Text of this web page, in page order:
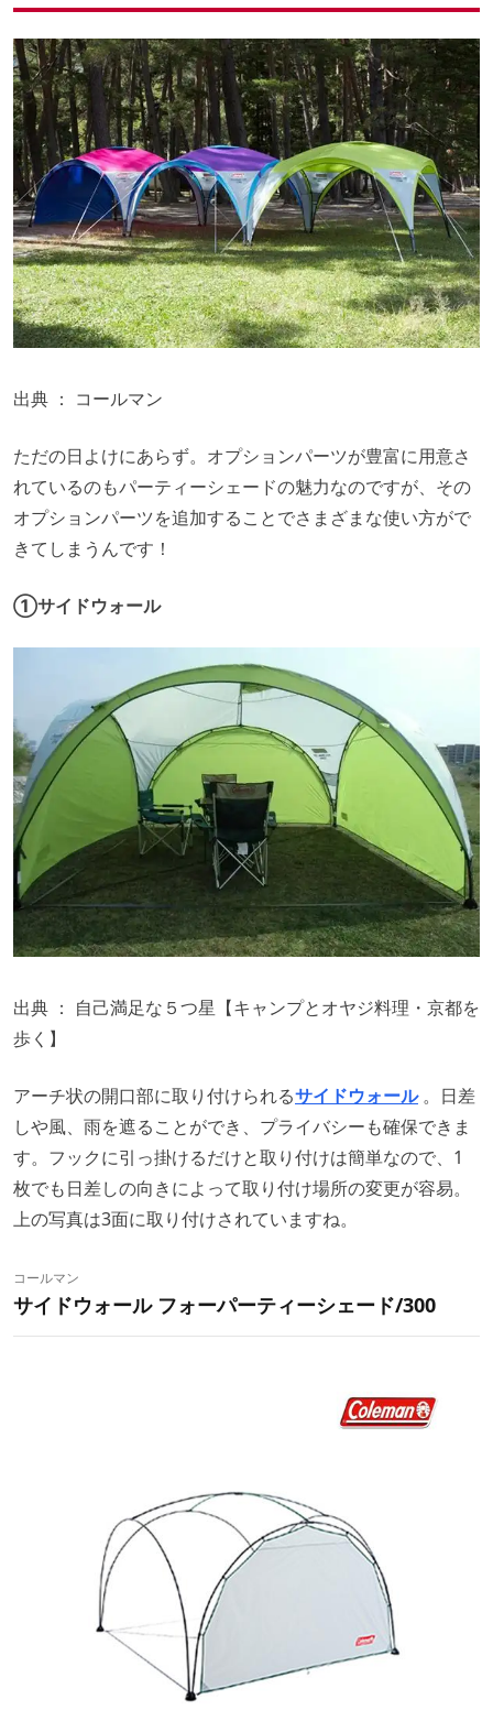
出典 ： コールマン
ただの日よけにあらず。オプションパーツが豊富に用意さ
れているのもパーティーシェードの魅力なのですが、その
オプションパーツを追加することでさまざまな使い方がで
きてしまうんです！
①サイドウォール
出典 ： 自己満足な５つ星【キャンプとオヤジ料理・京都を
歩く】
アーチ状の開口部に取り付けられるサイドウォール。日差
しや風、雨を遮ることができ、プライバシーも確保できま
す。フックに引っ掛けるだけと取り付けは簡単なので、1
枚でも日差しの向きによって取り付け場所の変更が容易。
上の写真は3面に取り付けされていますね。
コールマン
サイドウォール フォーパーティーシェード/300